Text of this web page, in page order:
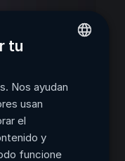
cajas de
y soltar
flujo de
FRENCH
PORTUGUESE
tu
Nos ayudan
usan
el
y
funcione